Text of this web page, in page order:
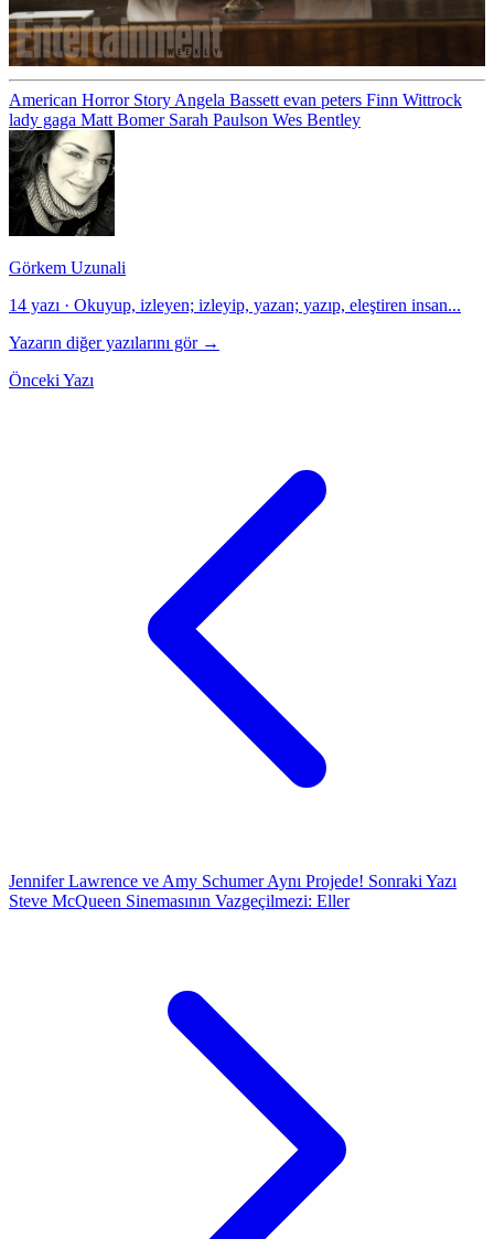
American Horror Story Angela Bassett evan peters Finn Wittrock
lady gaga Matt Bomer Sarah Paulson Wes Bentley
Görkem Uzunali
14 yazı · Okuyup, izleyen; izleyip, yazan; yazıp, eleştiren insan...
Yazarın diğer yazılarını gör →
Önceki Yazı
Jennifer Lawrence ve Amy Schumer Aynı Projede! Sonraki Yazı
Steve McQueen Sinemasının Vazgeçilmezi: Eller